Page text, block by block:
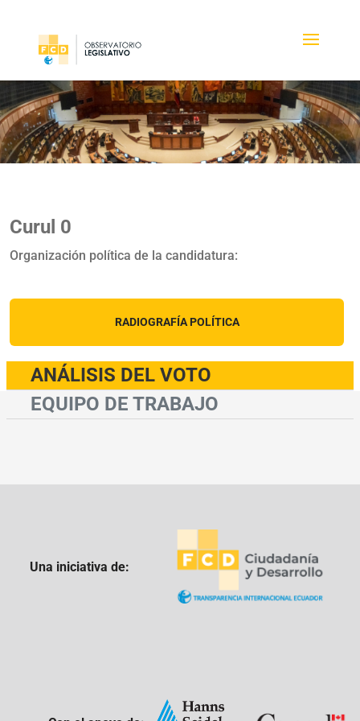
Curul 0
Organización política de la candidatura:
RADIOGRAFÍA POLÍTICA
ANÁLISIS DEL VOTO
EQUIPO DE TRABAJO
Una iniciativa de: